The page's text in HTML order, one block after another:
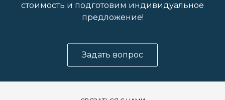
стоимость и подготовим индивидуальное
предложение!
Задать вопрос